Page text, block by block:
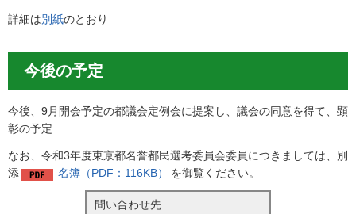
詳細は別紙のとおり
今後の予定
今後、9月開会予定の都議会定例会に提案し、議会の同意を得て、顕
彰の予定
なお、令和3年度東京都名誉都民選考委員会委員につきましては、別
添
名簿（PDF：116KB） を御覧ください。
問い合わせ先